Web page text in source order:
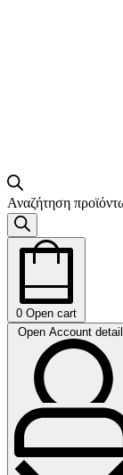
Αναζήτηση
0 Open cart
Open Account